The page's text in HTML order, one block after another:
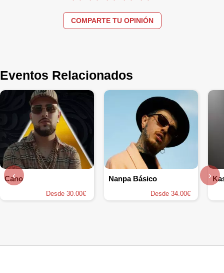
COMPARTE TU OPINIÓN
Eventos Relacionados
Cano
Desde 30.00€
Nanpa Básico
Desde 34.00€
‹ ›